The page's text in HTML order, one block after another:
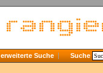
erweiterte Suche Suche